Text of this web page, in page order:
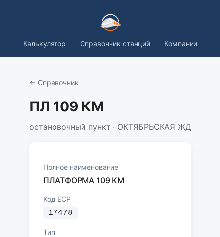
Калькулятор Справочник станций Компании
← Справочник
ПЛ 109 КМ
остановочный пункт · ОКТЯБРЬСКАЯ ЖД
Полное наименование
ПЛАТФОРМА 109 КМ
Код ЕСР
17478
Тип